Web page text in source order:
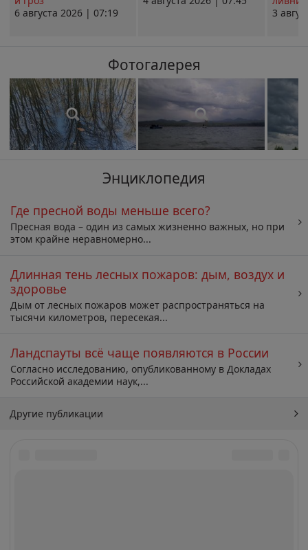
6 августа 2026 | 07:19
3
Фотогалерея
Энциклопедия
Где пресной воды меньше всего?
Пресная вода – один из самых жизненно важных, но при
этом крайне неравномерно...
Длинная тень лесных пожаров: дым, воздух и
здоровье
Дым от лесных пожаров может распространяться на
тысячи километров, пересекая...
Ландспауты всё чаще появляются в России
Согласно исследованию, опубликованному в Докладах
Российской академии наук,...
Другие публикации